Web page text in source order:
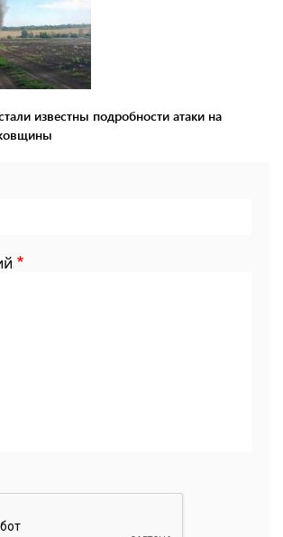
известны подробности атаки на